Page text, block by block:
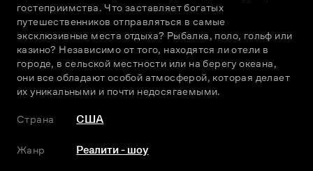
гостеприимства. Что заставляет богатых
путешественников отправляться в самые
эксклюзивные места отдыха? Рыбалка, поло, гольф или
казино? Независимо от того, находятся ли отели в
городе, в сельской местности или на берегу океана,
они все обладают особой атмосферой, которая делает
их уникальными и почти недосягаемыми.
Страна США
Жанр Реалити - шоу